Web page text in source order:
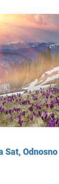
Sat,